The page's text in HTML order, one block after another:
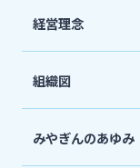
経営理念
組織図
みやぎんのあゆみ